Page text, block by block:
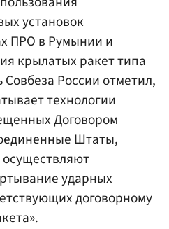
установок
ПРО в Румынии и
крылатых ракет типа
Совбеза России отметил,
технологии
Договором
Штаты,
ударных
договорному